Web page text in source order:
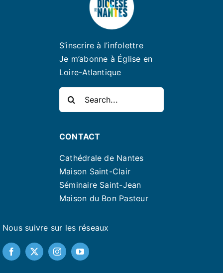
S’inscrire à l’infolettre
Je m’abonne à Église en
Loire-Atlantique
Nous suivre sur les réseaux
CONTACT
Cathédrale de Nantes
Maison Saint-Clair
Séminaire Saint-Jean
Maison du Bon Pasteur